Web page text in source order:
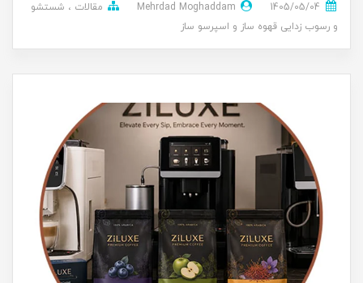
Mehrdad Moghaddam مقالات
شستشو
و رسوب زدایی قهوه ساز و اسپرسو ساز